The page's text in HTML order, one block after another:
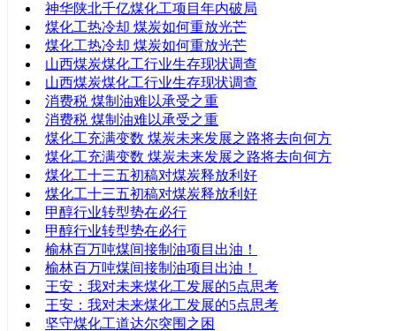
神华陕北千亿煤化工项目年内破局
煤化工热冷却 煤炭如何重放光芒
煤化工热冷却 煤炭如何重放光芒
山西煤炭煤化工行业生存现状调查
山西煤炭煤化工行业生存现状调查
消费税 煤制油难以承受之重
消费税 煤制油难以承受之重
煤化工充满变数 煤炭未来发展之路将去向何方
煤化工充满变数 煤炭未来发展之路将去向何方
煤化工十三五初稿对煤炭释放利好
煤化工十三五初稿对煤炭释放利好
甲醇行业转型势在必行
甲醇行业转型势在必行
榆林百万吨煤间接制油项目出油！
榆林百万吨煤间接制油项目出油！
王安：我对未来煤化工发展的5点思考
王安：我对未来煤化工发展的5点思考
坚守煤化工道达尔突围之困